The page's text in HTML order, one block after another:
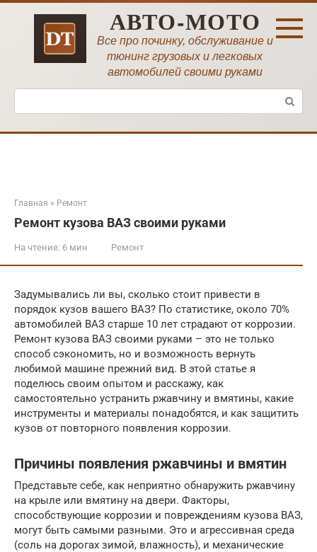
Перейти
АВТО-МОТО
Все про починку, обслуживание и
тюнинг грузовых и легковых
автомобилей своими руками
Поиск:
Главная » Ремонт
Ремонт кузова ВАЗ своими руками
На чтение: 6 мин Ремонт
Задумывались ли вы, сколько стоит привести в
порядок кузов вашего ВАЗ? По статистике, около 70%
автомобилей ВАЗ старше 10 лет страдают от коррозии.
Ремонт кузова ВАЗ своими руками – это не только
способ сэкономить, но и возможность вернуть
любимой машине прежний вид. В этой статье я
поделюсь своим опытом и расскажу, как
самостоятельно устранить ржавчину и вмятины, какие
инструменты и материалы понадобятся, и как защитить
кузов от повторного появления коррозии.
Причины появления ржавчины и вмятин
Представьте себе, как неприятно обнаружить ржавчину
на крыле или вмятину на двери. Факторы,
способствующие коррозии и повреждениям кузова ВАЗ,
могут быть самыми разными. Это и агрессивная среда
(соль на дорогах зимой, влажность), и механические